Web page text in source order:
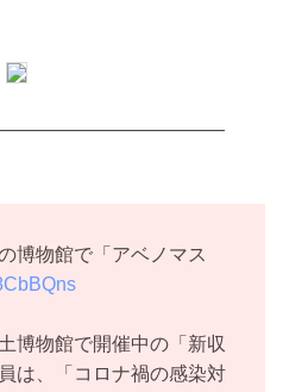
博物館で「アベノマス
博物館で開催中の「新収
は、「コロナ禍の感染対